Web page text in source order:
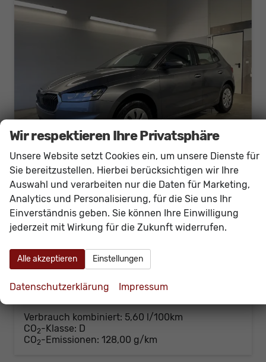
Skoda Fabia
sofort lieferbar Neuwagen
Benzin Außenfarbe
Leistung 70 kW (95 PS) Kilometerstand 20 km
21.430,– €
Verbrauch kombiniert: 5,60 l/100km
CO2-Klasse: D
CO2-Emissionen: 128,00 g/km
Wir respektieren Ihre Privatsphäre
Unsere Website setzt Cookies ein, um unsere Dienste für
Sie bereitzustellen. Hierbei berücksichtigen wir Ihre
Auswahl und verarbeiten nur die Daten für Marketing,
Analytics und Personalisierung, für die Sie uns Ihr
Einverständnis geben. Sie können Ihre Einwilligung
jederzeit mit Wirkung für die Zukunft widerrufen.
Alle akzeptieren Einstellungen
Datenschutzerklärung Impressum